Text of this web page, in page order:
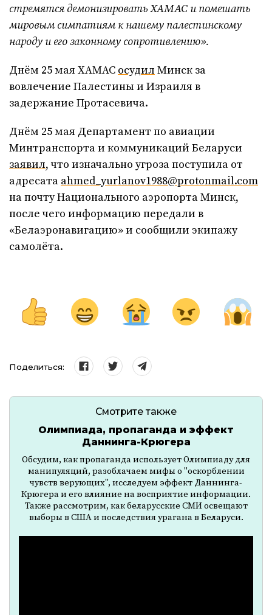
стремятся демонизировать ХАМАС и помешать
мировым симпатиям к нашему палестинскому
народу и его законному сопротивлению».
Днём 25 мая ХАМАС осудил Минск за
вовлечение Палестины и Израиля в
задержание Протасевича.
Днём 25 мая Департамент по авиации
Минтранспорта и коммуникаций Беларуси
заявил, что изначально угроза поступила от
адресата ahmed_yurlanov1988@protonmail.com
на почту Национального аэропорта Минск,
после чего информацию передали в
«Белаэронавигацию» и сообщили экипажу
самолёта.
Поделиться:
Смотрите также
Олимпиада, пропаганда и эффект
Даннинга-Крюгера
Обсудим, как пропаганда использует Олимпиаду для
манипуляций, разоблачаем мифы о "оскорблении
чувств верующих", исследуем эффект Даннинга-
Крюгера и его влияние на восприятие информации.
Также рассмотрим, как беларусские СМИ освещают
выборы в США и последствия урагана в Беларуси.